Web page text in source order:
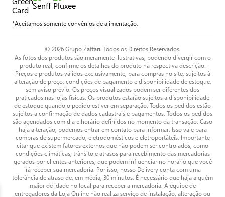
*Aceitamos somente convênios de alimentação.
© 2026 Grupo Zaffari. Todos os Direitos Reservados.
As fotos dos produtos são meramente ilustrativas, podendo divergir com o
produto real, confirme os detalhes do produto na respectiva descrição.
Preços e produtos válidos exclusivamente, para compras no site, sujeitos à
alteração de preço, condições de pagamento e disponibilidade de estoque,
sem aviso prévio. Os preços visualizados podem ser diferentes dos
praticados nas lojas físicas. Os produtos estarão sujeitos a disponibilidade
de estoque quando o pedido estiver em separação. Todos os pedidos estão
sujeitos a confirmação de dados cadastrais e pagamentos. Todos os pedidos
são agendados com dia e horário definidos no momento da transação. Caso
haja alteração, podemos entrar em contato para informar. Isso vale para
compras de supermercado, eletrodomésticos e eletroportáteis. Importante
citar que existem fatores externos que não podem ser controlados, como
condições climáticas, trânsito e atrasos para recebimento das mercadorias
gerados por clientes anteriores, que podem influenciar no horário que você
irá receber sua mercadoria. Por isso, nosso Delivery conta com uma
tolerância de atraso de, em média, 30 minutos. É necessário que haja alguém
maior de idade no local para receber a mercadoria. A equipe de
entregadores da Loja Online não realiza serviço de instalação, alteração ou